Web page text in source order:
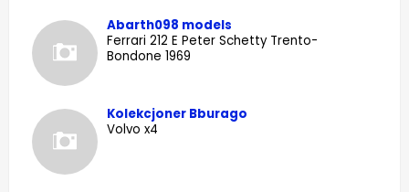
Abarth098 models
Ferrari 212 E Peter Schetty Trento-
Bondone 1969
Kolekcjoner Bburago
Volvo x4